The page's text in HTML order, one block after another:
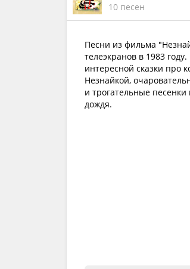
10 песен
Песни из фильма
телеэкранов в 1983
интересной сказки про
Незнайкой,
и трогательные
дождя.